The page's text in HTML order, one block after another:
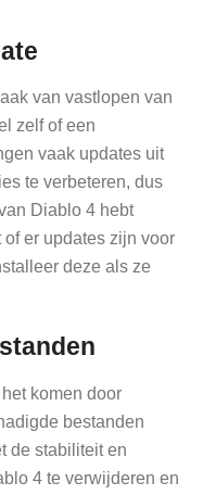
van vastlopen van
zelf of een
vaak updates uit
te verbeteren, dus
Diablo 4 hebt
er updates zijn voor
deze als ze
komen door
bestanden
de stabiliteit en
4 te verwijderen en